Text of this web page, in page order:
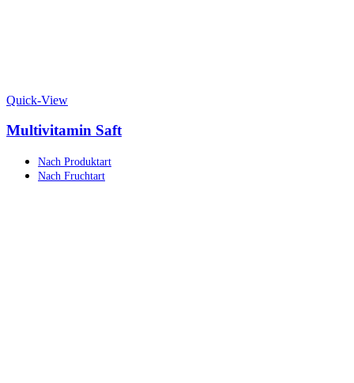
Quick-View
Multivitamin Saft
Nach Produktart
Nach Fruchtart